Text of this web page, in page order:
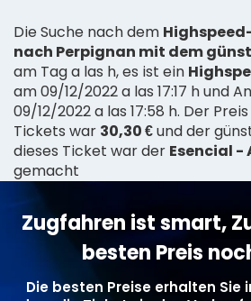
Die Suche nach dem
nach Perpignan mit dem
am Tag a las h, es ist ein
am 09/12/2022 a las 17:17 h und
09/12/2022 a las 17:58 h. Der
Tickets war 30,30 €und der
dieses Ticket war der Esencial -
gemacht
Zugfahren ist smart,
besten Preis
Die besten Preise erhalten Sie